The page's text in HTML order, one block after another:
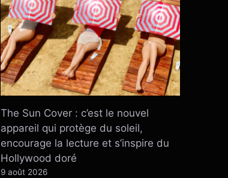
The Sun Cover : c’est le nouvel
appareil qui protège du soleil,
encourage la lecture et s’inspire du
Hollywood doré
9 août 2026